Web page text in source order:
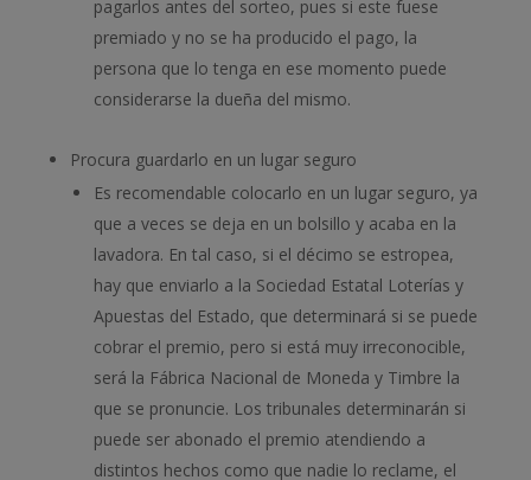
pagarlos antes del sorteo, pues si este fuese
premiado y no se ha producido el pago, la
persona que lo tenga en ese momento puede
considerarse la dueña del mismo.
Procura guardarlo en un lugar seguro
Es recomendable colocarlo en un lugar seguro, ya
que a veces se deja en un bolsillo y acaba en la
lavadora. En tal caso, si el décimo se estropea,
hay que enviarlo a la Sociedad Estatal Loterías y
Apuestas del Estado, que determinará si se puede
cobrar el premio, pero si está muy irreconocible,
será la Fábrica Nacional de Moneda y Timbre la
que se pronuncie. Los tribunales determinarán si
puede ser abonado el premio atendiendo a
distintos hechos como que nadie lo reclame, el